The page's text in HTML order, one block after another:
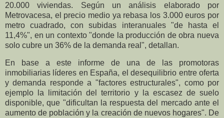
20.000 viviendas. Según un análisis elaborado por
Metrovacesa, el precio medio ya rebasa los 3.000 euros por
metro cuadrado, con subidas interanuales "de hasta el
11,4%", en un contexto "donde la producción de obra nueva
solo cubre un 36% de la demanda real", detallan.
En base a este informe de una de las promotoras
inmobiliarias líderes en España, el desequilibrio entre oferta
y demanda responde a "factores estructurales", como por
ejemplo la limitación del territorio y la escasez de suelo
disponible, que "dificultan la respuesta del mercado ante el
aumento de población y la creación de nuevos hogares". De